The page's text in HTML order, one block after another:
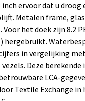
inch ervoor dat u droog
Metalen frame,
Voor het doek zijn 8.2
hergebruikt.
in vergelijking met
Deze berekende
LCA-
Textile Exchange in